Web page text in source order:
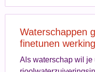
Waterschappen
finetunen
Als waterschap wil je